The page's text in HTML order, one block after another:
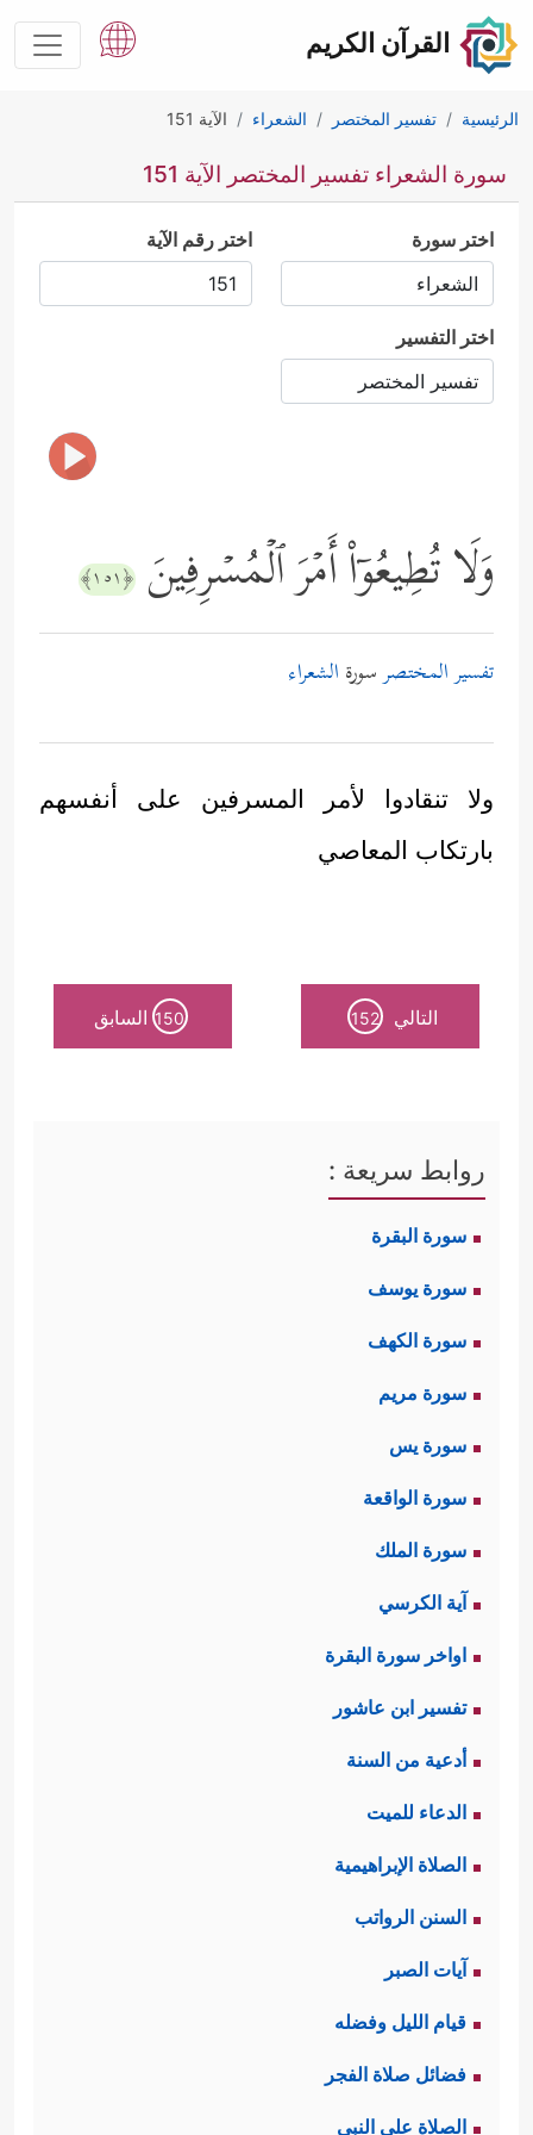
القرآن الكريم
الرئيسية تفسير المختصر الشعراء الآية 151
سورة الشعراء تفسير المختصر الآية 151
اختر سورة اختر رقم الآية
اختر التفسير
وَلَا تُطِیعُوۤاْ أَمۡرَ ٱلۡمُسۡرِفِینَ ﴿١٥١﴾
تفسير المختصرسورة الشعراء
ولا تنقادوا لأمر المسرفين على أنفسهم
بارتكاب المعاصي
التالي 152
150 السابق
روابط سريعة :
سورة البقرة
سورة يوسف
سورة الكهف
سورة مريم
سورة يس
سورة الواقعة
سورة الملك
آية الكرسي
اواخر سورة البقرة
تفسير ابن عاشور
أدعية من السنة
الدعاء للميت
الصلاة الإبراهيمية
السنن الرواتب
آيات الصبر
قيام الليل وفضله
فضائل صلاة الفجر
الصلاة على النبي